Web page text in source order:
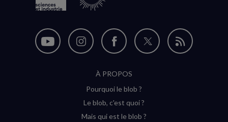
Nous
Nous
Instagram
(nouvelle
Nous
sur
Facebook
(nouvelle
Nous
Flux
À PROPOS
Pourquoi le blob ?
Le blob, c'est quoi ?
Mais qui est le blob ?